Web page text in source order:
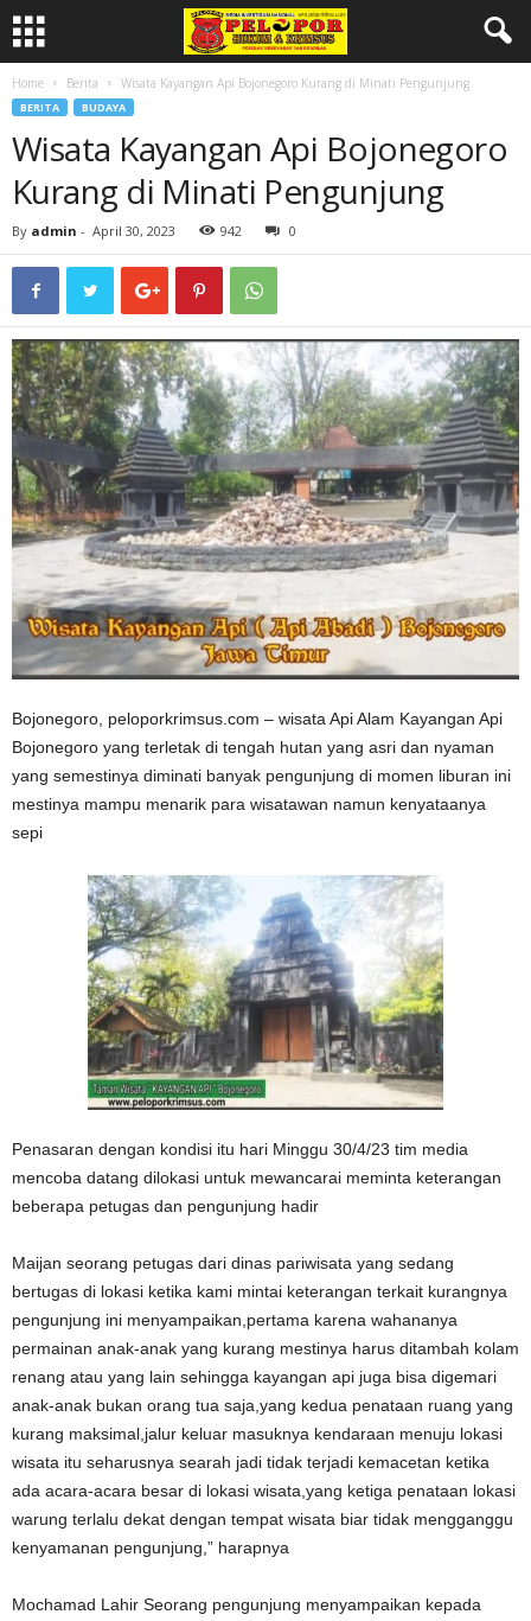
Home Berita Wisata Kayangan Api Bojonegoro Kurang di Minati Pengunjung
BERITA BUDAYA
Wisata Kayangan Api Bojonegoro
Kurang di Minati Pengunjung
By admin - April 30, 2023 942 0
Bojonegoro, peloporkrimsus.com – wisata Api Alam Kayangan Api
Bojonegoro yang terletak di tengah hutan yang asri dan nyaman
yang semestinya diminati banyak pengunjung di momen liburan ini
mestinya mampu menarik para wisatawan namun kenyataanya
sepi
Penasaran dengan kondisi itu hari Minggu 30/4/23 tim media
mencoba datang dilokasi untuk mewancarai meminta keterangan
beberapa petugas dan pengunjung hadir
Maijan seorang petugas dari dinas pariwisata yang sedang
bertugas di lokasi ketika kami mintai keterangan terkait kurangnya
pengunjung ini menyampaikan,pertama karena wahananya
permainan anak-anak yang kurang mestinya harus ditambah kolam
renang atau yang lain sehingga kayangan api juga bisa digemari
anak-anak bukan orang tua saja,yang kedua penataan ruang yang
kurang maksimal,jalur keluar masuknya kendaraan menuju lokasi
wisata itu seharusnya searah jadi tidak terjadi kemacetan ketika
ada acara-acara besar di lokasi wisata,yang ketiga penataan lokasi
warung terlalu dekat dengan tempat wisata biar tidak mengganggu
kenyamanan pengunjung,” harapnya
Mochamad Lahir Seorang pengunjung menyampaikan kepada